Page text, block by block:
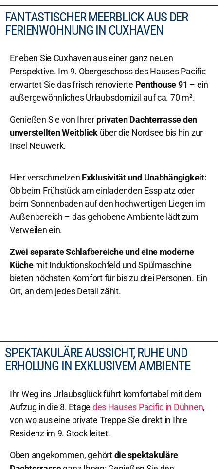
FANTASTISCHER MEERBLICK AUS DER
FERIENWOHNUNG IN CUXHAVEN
Erleben Sie Cuxhaven aus einer ganz neuen
Perspektive. Im 9. Obergeschoss des Hauses Pacific
erwartet Sie das frisch renovierte Penthouse 91 – ein
außergewöhnliches Urlaubsdomizil auf ca. 70 m².
Genießen Sie von Ihrer privaten Dachterrasse den
unverstellten Weitblicküber die Nordsee bis hin zur
Insel Neuwerk.
Hier verschmelzen Exklusivität und Unabhängigkeit:
Ob beim Frühstück am einladenden Essplatz oder
beim Sonnenbaden auf den hochwertigen Liegen im
Außenbereich – das gehobene Ambiente lädt zum
Verweilen ein.
Zwei separate Schlafbereiche und eine moderne
Küchemit Induktionskochfeld und Spülmaschine
bieten höchsten Komfort für bis zu drei Personen. Ein
Ort, an dem jedes Detail zählt.
SPEKTAKULÄRE AUSSICHT, RUHE UND
ERHOLUNG IN EXKLUSIVEM AMBIENTE
Ihr Weg ins Urlaubsglück führt komfortabel mit dem
Aufzug in die 8. Etage des Hauses Pacific in Duhnen,
von wo aus eine private Treppe Sie direkt in Ihre
Residenz im 9. Stock leitet.
Oben angekommen, gehörtdie spektakuläre